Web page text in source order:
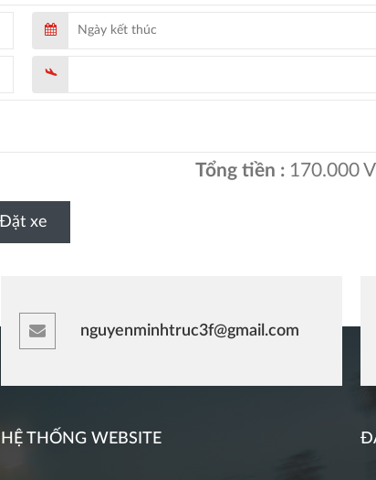
Tổng tiền : 170.000
nguyenminhtruc3f@gmail.com
HỆ THỐNG WEBSITE